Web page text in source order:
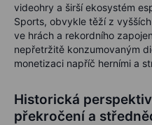
videohry a širší ekosystém
Sports, obvykle těží z
ve hrách a rekordního
nepřetržitě konzumovaným
monetizaci napříč herními a
Historická
překročení a